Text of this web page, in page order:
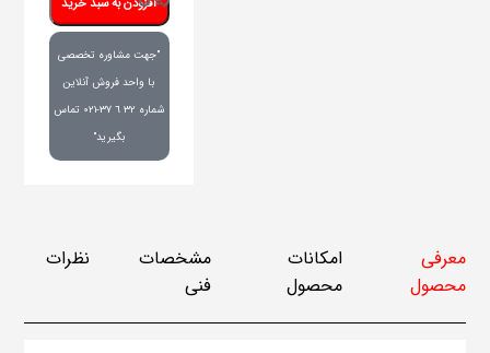
"جهت مشاوره تخصصی
با واحد فروش آنلاین
شماره ٣٢ ٦ ٣٧-٠٢١ تماس
بگیرید"
معرفی
محصول
امکانات
محصول
مشخصات
فنی
نظرات